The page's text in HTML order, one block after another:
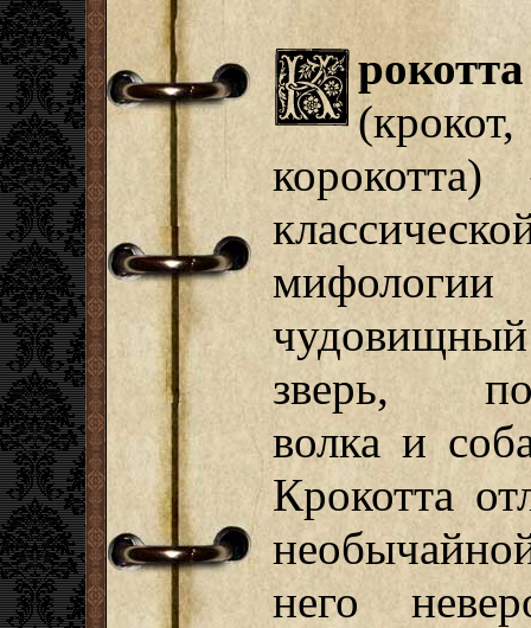
рокотта
(крокот,
мифологии
чудовищный
зверь,
волка и
Крокотта
него